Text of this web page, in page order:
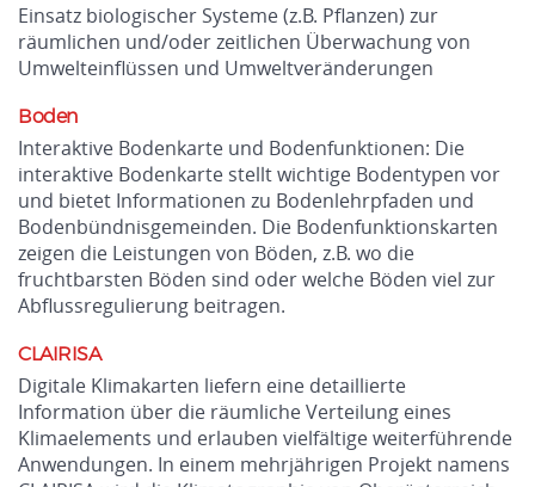
Einsatz biologischer Systeme (z.B. Pflanzen) zur
räumlichen und/oder zeitlichen Überwachung von
Umwelteinflüssen und Umweltveränderungen
Boden
Interaktive Bodenkarte und Bodenfunktionen: Die
interaktive Bodenkarte stellt wichtige Bodentypen vor
und bietet Informationen zu Bodenlehrpfaden und
Bodenbündnisgemeinden. Die Bodenfunktionskarten
zeigen die Leistungen von Böden, z.B. wo die
fruchtbarsten Böden sind oder welche Böden viel zur
Abflussregulierung beitragen.
CLAIRISA
Digitale Klimakarten liefern eine detaillierte
Information über die räumliche Verteilung eines
Klimaelements und erlauben vielfältige weiterführende
Anwendungen. In einem mehrjährigen Projekt namens